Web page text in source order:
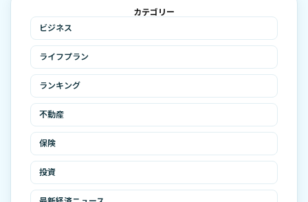
カテゴリー
ビジネス
ライフプラン
ランキング
不動産
保険
投資